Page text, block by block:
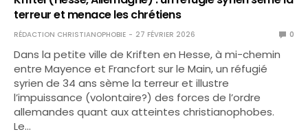
terreur et menace les chrétiens
RÉDACTION CHRISTIANOPHOBIE 27 FÉVRIER 2026 0
Dans la petite ville de Kriften en Hesse, à mi-chemin
entre Mayence et Francfort sur le Main, un réfugié
syrien de 34 ans sème la terreur et illustre
l’impuissance (volontaire?) des forces de l’ordre
allemandes quant aux atteintes christianophobes.
Le…